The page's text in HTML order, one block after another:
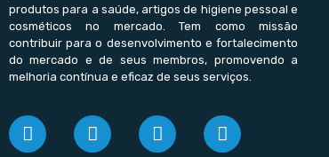
produtos para a saúde, artigos de higiene pessoal e
cosméticos no mercado. Tem como missão
contribuir para o desenvolvimento e fortalecimento
do mercado e de seus membros, promovendo a
melhoria contínua e eficaz de seus serviços.